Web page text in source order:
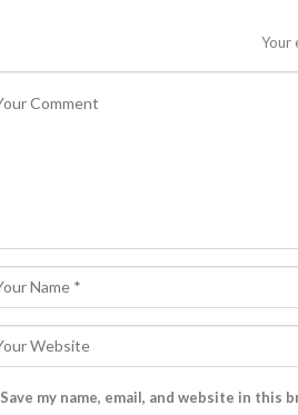
Your
Save my name, email, and website in